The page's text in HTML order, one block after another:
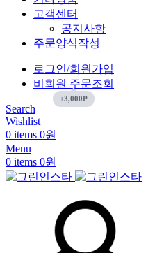
고객센터
공지사항
주문양식작성
로그인/회원가입
비회원 주문조회
Search
Wishlist
0 items 0원
장바구니에 상품이 없습니다.
Return To Shop